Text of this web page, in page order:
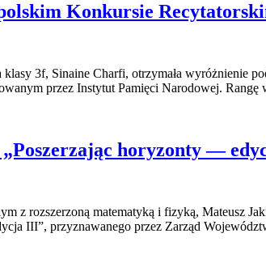
Konkursie
3f, Sinaine Charfi, otrzymała
przez Instytut Pamięci Narodowej.
horyzonty —
z rozszerzoną matematyką i fizyką, Mateusz
III”, przyznawanego przez Zarząd